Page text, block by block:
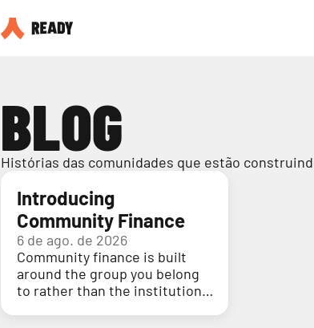
BLOG
Histórias das comunidades que estão
Introducing
Community Finance
6 de ago. de 2026
Community finance is built
around the group you belong
to rather than the institution